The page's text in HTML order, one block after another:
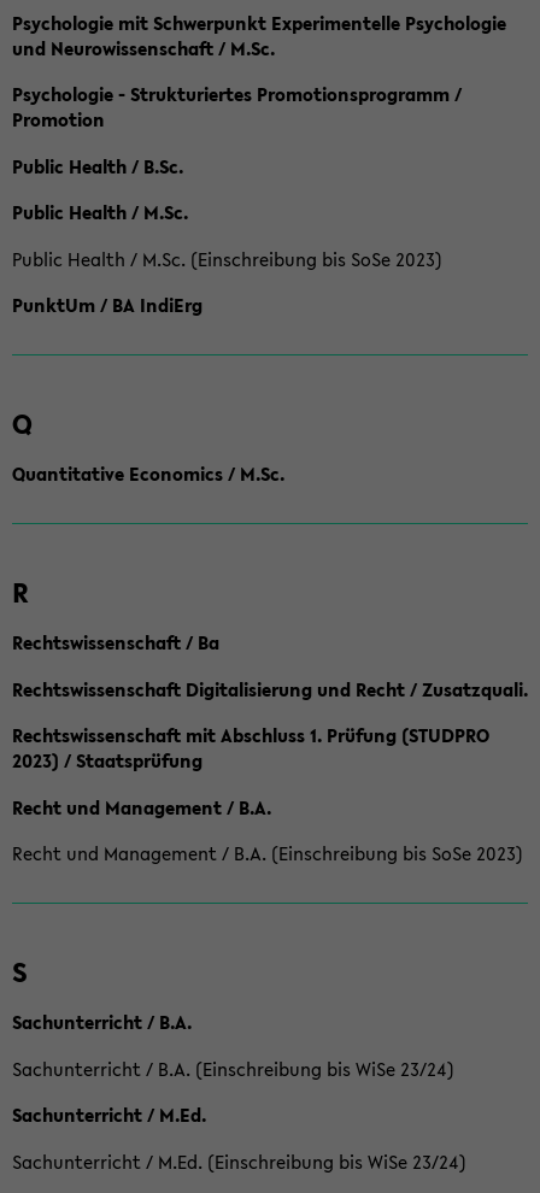
Psychologie mit Schwerpunkt Experimentelle Psychologie
und Neurowissenschaft / M.Sc.
Psychologie - Strukturiertes Promotionsprogramm /
Promotion
Public Health / B.Sc.
Public Health / M.Sc.
Public Health / M.Sc. (Einschreibung bis SoSe 2023)
PunktUm / BA IndiErg
Q
Quantitative Economics / M.Sc.
R
Rechtswissenschaft / Ba
Rechtswissenschaft Digitalisierung und Recht / Zusatzquali.
Rechtswissenschaft mit Abschluss 1. Prüfung (STUDPRO
2023) / Staatsprüfung
Recht und Management / B.A.
Recht und Management / B.A. (Einschreibung bis SoSe 2023)
S
Sachunterricht / B.A.
Sachunterricht / B.A. (Einschreibung bis WiSe 23/24)
Sachunterricht / M.Ed.
Sachunterricht / M.Ed. (Einschreibung bis WiSe 23/24)